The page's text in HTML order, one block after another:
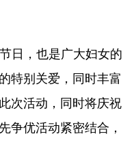
日，也是广大妇女的
特别关爱，同时丰富
次活动，同时将庆祝
争优活动紧密结合，